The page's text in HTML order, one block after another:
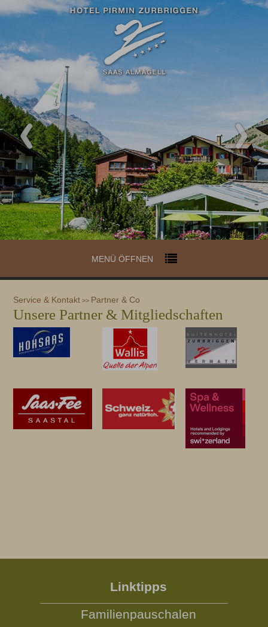
MENÜ ÖFFNEN
Service & Kontakt >> Partner & Co
Unsere Partner & Mitgliedschaften
Linktipps
Familienpauschalen